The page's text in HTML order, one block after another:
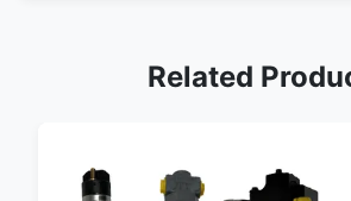
Related